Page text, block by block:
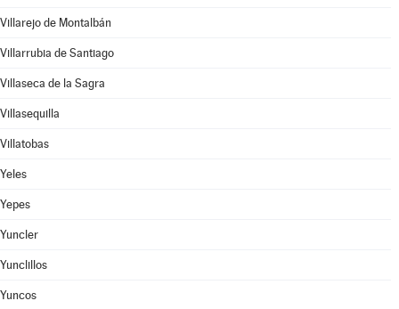
Villarejo de Montalbán
Villarrubia de Santiago
Villaseca de la Sagra
Villasequilla
Villatobas
Yeles
Yepes
Yuncler
Yunclillos
Yuncos